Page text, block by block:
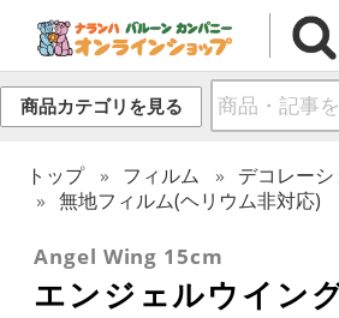
商品カテゴリを見る
トップ フィルム
デコレーシ
無地フィルム(ヘリウム非対応)
Angel Wing 15cm
エンジェルウイン